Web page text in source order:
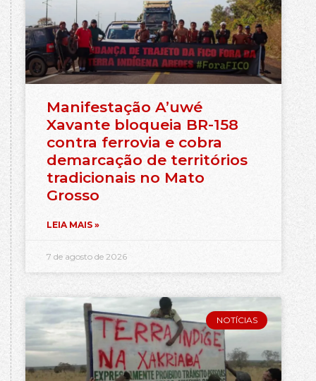
Manifestação A’uwé
Xavante bloqueia BR-158
contra ferrovia e cobra
demarcação de territórios
tradicionais no Mato
Grosso
LEIA MAIS »
7 de agosto de 2026
NOTÍCIAS